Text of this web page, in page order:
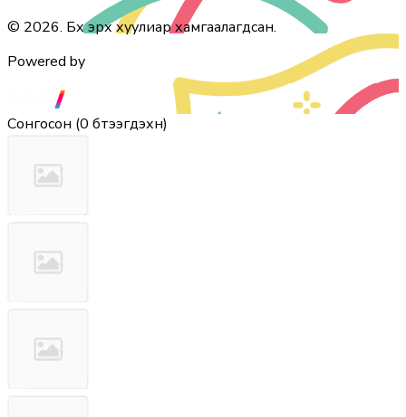
© 2026. Бүх эрх хуулиар хамгаалагдсан.
Powered by
Сонгосон (0 бүтээгдэхүүн)